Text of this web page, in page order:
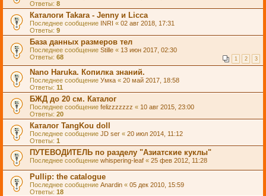
Ответы: 8
Каталоги Takara - Jenny и Licca
Последнее сообщение INRI « 02 авг 2018, 17:31
Ответы: 9
База данных размеров тел
Последнее сообщение Stille « 13 июн 2017, 02:30
Ответы: 68 1 2 3
Nano Haruka. Копилка знаний.
Последнее сообщение Умка « 20 май 2017, 18:58
Ответы: 11
БЖД до 20 см. Каталог
Последнее сообщение felizzzzzzz « 10 авг 2015, 23:00
Ответы: 20
Каталог TangKou doll
Последнее сообщение JD ser « 20 июл 2014, 11:12
Ответы: 1
ПУТЕВОДИТЕЛЬ по разделу "Азиатские куклы"
Последнее сообщение whispering-leaf « 25 фев 2012, 11:28
Pullip: the catalogue
Последнее сообщение Anardin « 05 дек 2010, 15:59
Ответы: 18